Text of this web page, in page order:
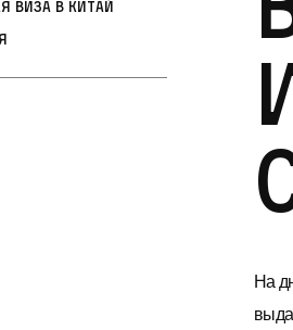
виза в Китай
На